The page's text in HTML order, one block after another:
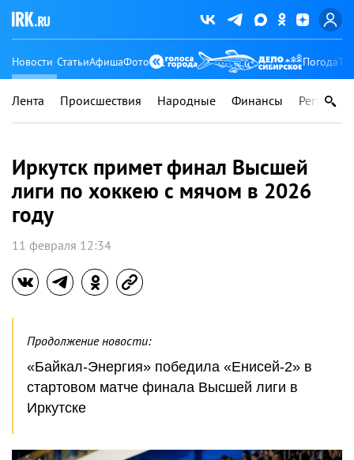
Новости СтатьиАфишаФото Погода
Лента Происшествия Народные Финансы Регионы
Иркутск примет финал Высшей
лиги по хоккею с мячом в 2026
году
11 февраля 12:34
Продолжение новости:
«Байкал-Энергия» победила «Енисей-2» в
стартовом матче финала Высшей лиги в
Иркутске